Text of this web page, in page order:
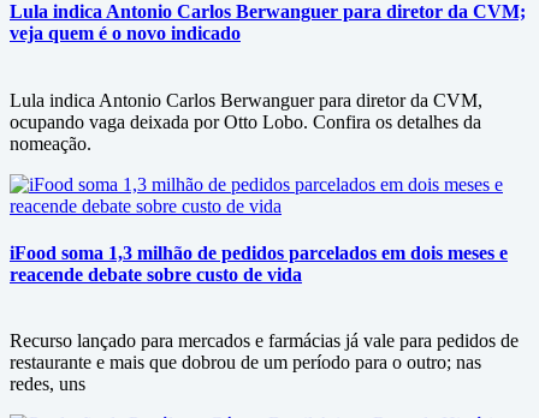
Lula indica Antonio Carlos Berwanguer para diretor da CVM;
veja quem é o novo indicado
Lula indica Antonio Carlos Berwanguer para diretor da CVM,
ocupando vaga deixada por Otto Lobo. Confira os detalhes da
nomeação.
iFood soma 1,3 milhão de pedidos parcelados em dois meses e
reacende debate sobre custo de vida
Recurso lançado para mercados e farmácias já vale para pedidos de
restaurante e mais que dobrou de um período para o outro; nas
redes, uns